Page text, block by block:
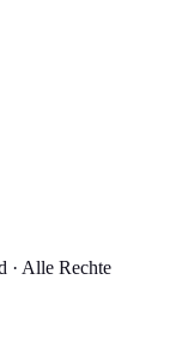
· Alle Rechte